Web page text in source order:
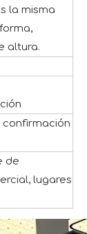
la misma
altura.
confirmación
de
lugares